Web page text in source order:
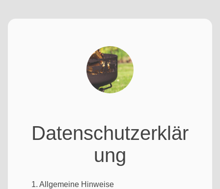
Datenschutzerklär
ung
1. Allgemeine Hinweise